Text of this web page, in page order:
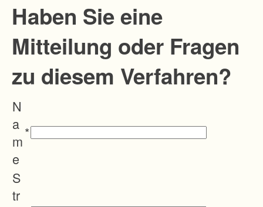
Haben Sie eine
Mitteilung oder Fragen
zu diesem Verfahren?
N
a
m
e
*
S
tr